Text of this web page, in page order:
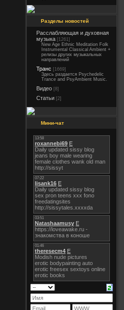
Разделы новостей
Расслабляющая и духовная
музыка [1261]
New Age Ethnic Meditation Folk
Instrumental Classical Ambient +
релизы других музыкальных
направлений
Транс [1669]
Здесь раздается Psychedelic
Trance and PsyAmbient Music.
Видео [8]
Статьи [2]
Мини-чат